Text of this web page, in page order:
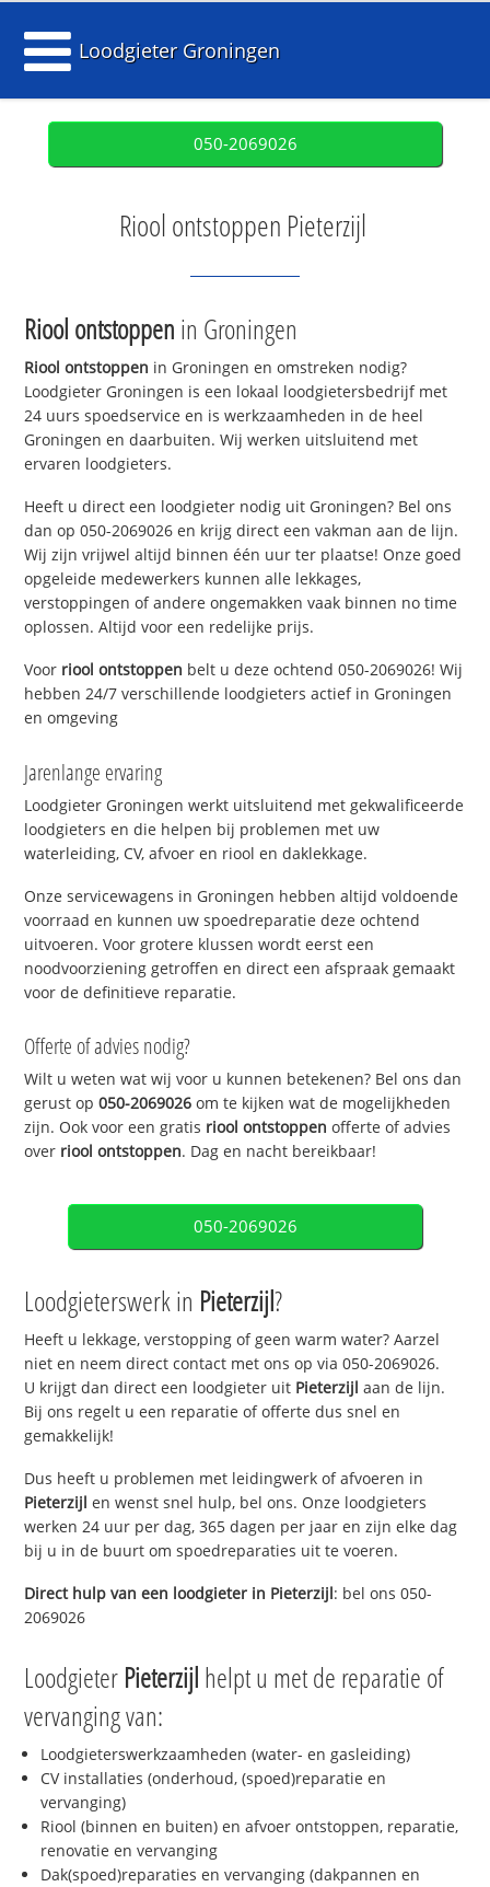
Loodgieter Groningen
050-2069026
Riool ontstoppen Pieterzijl
Riool ontstoppen in Groningen
Riool ontstoppen in Groningen en omstreken nodig?
Loodgieter Groningen is een lokaal loodgietersbedrijf met
24 uurs spoedservice en is werkzaamheden in de heel
Groningen en daarbuiten. Wij werken uitsluitend met
ervaren loodgieters.
Heeft u direct een loodgieter nodig uit Groningen? Bel ons
dan op 050-2069026 en krijg direct een vakman aan de lijn.
Wij zijn vrijwel altijd binnen één uur ter plaatse! Onze goed
opgeleide medewerkers kunnen alle lekkages,
verstoppingen of andere ongemakken vaak binnen no time
oplossen. Altijd voor een redelijke prijs.
Voor riool ontstoppen belt u deze ochtend 050-2069026! Wij
hebben 24/7 verschillende loodgieters actief in Groningen
en omgeving
Jarenlange ervaring
Loodgieter Groningen werkt uitsluitend met gekwalificeerde
loodgieters en die helpen bij problemen met uw
waterleiding, CV, afvoer en riool en daklekkage.
Onze servicewagens in Groningen hebben altijd voldoende
voorraad en kunnen uw spoedreparatie deze ochtend
uitvoeren. Voor grotere klussen wordt eerst een
noodvoorziening getroffen en direct een afspraak gemaakt
voor de definitieve reparatie.
Offerte of advies nodig?
Wilt u weten wat wij voor u kunnen betekenen? Bel ons dan
gerust op050-2069026 om te kijken wat de mogelijkheden
zijn. Ook voor een gratis riool ontstoppen offerte of advies
over riool ontstoppen. Dag en nacht bereikbaar!
050-2069026
Loodgieterswerk in Pieterzijl?
Heeft u lekkage, verstopping of geen warm water? Aarzel
niet en neem direct contact met ons op via 050-2069026.
U krijgt dan direct een loodgieter uit Pieterzijl aan de lijn.
Bij ons regelt u een reparatie of offerte dus snel en
gemakkelijk!
Dus heeft u problemen met leidingwerk of afvoeren in
Pieterzijl en wenst snel hulp, bel ons. Onze loodgieters
werken 24 uur per dag, 365 dagen per jaar en zijn elke dag
bij u in de buurt om spoedreparaties uit te voeren.
Direct hulp van een loodgieter in Pieterzijl: bel ons 050-
2069026
Loodgieter Pieterzijl helpt u met de reparatie of
vervanging van:
Loodgieterswerkzaamheden (water- en gasleiding)
CV installaties (onderhoud, (spoed)reparatie en
vervanging)
Riool (binnen en buiten) en afvoer ontstoppen, reparatie,
renovatie en vervanging
Dak(spoed)reparaties en vervanging (dakpannen en